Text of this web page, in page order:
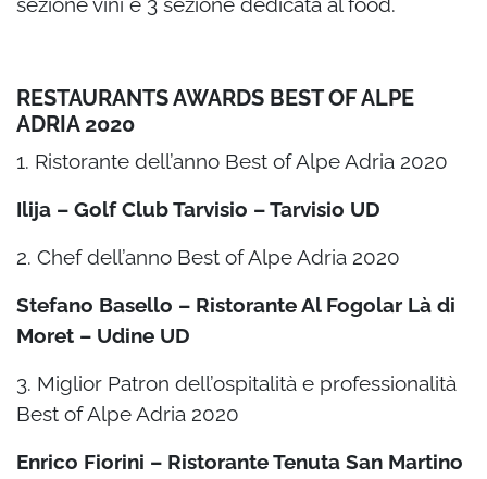
RESTAURANTS AWARDS BEST OF ALPE
ADRIA 2020
1. Ristorante dell’anno Best of Alpe Adria 2020
Ilija – Golf Club Tarvisio – Tarvisio UD
2. Chef dell’anno Best of Alpe Adria 2020
Stefano Basello – Ristorante Al Fogolar Là di
Moret – Udine UD
3. Miglior Patron dell’ospitalità e professionalità
Best of Alpe Adria 2020
Enrico Fiorini – Ristorante Tenuta San Martino